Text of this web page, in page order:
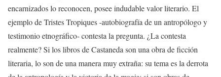
encarnizados lo reconocen, posee indudable valor literario. El
ejemplo de Tristes Tropiques -autobiografía de un antropólogo y
testimonio etnográfico- contesta la pregunta. ¿La contesta
realmente? Si los libros de Castaneda son una obra de ficción
literaria, lo son de una manera muy extraña: su tema es la derrota